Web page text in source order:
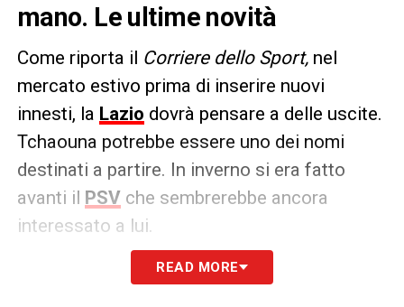
mano. Le ultime novità
Come riporta il Corriere dello Sport,nel
mercato estivo prima di inserire nuovi
innesti, la Lazio dovrà pensare a delle uscite.
Tchaouna potrebbe essere uno dei nomi
destinati a partire. In inverno si era fatto
avanti il PSVche sembrerebbe ancora
interessato a lui.
La società vorrebbe ancora credere nel
READ MORE